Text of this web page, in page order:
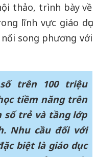
thảo, trình bày về
lĩnh vực giáo dục
song phương với
trên 100 triệu
tiềm năng trên
số trẻ và tầng lớp
Nhu cầu đối với
biệt là giáo dục